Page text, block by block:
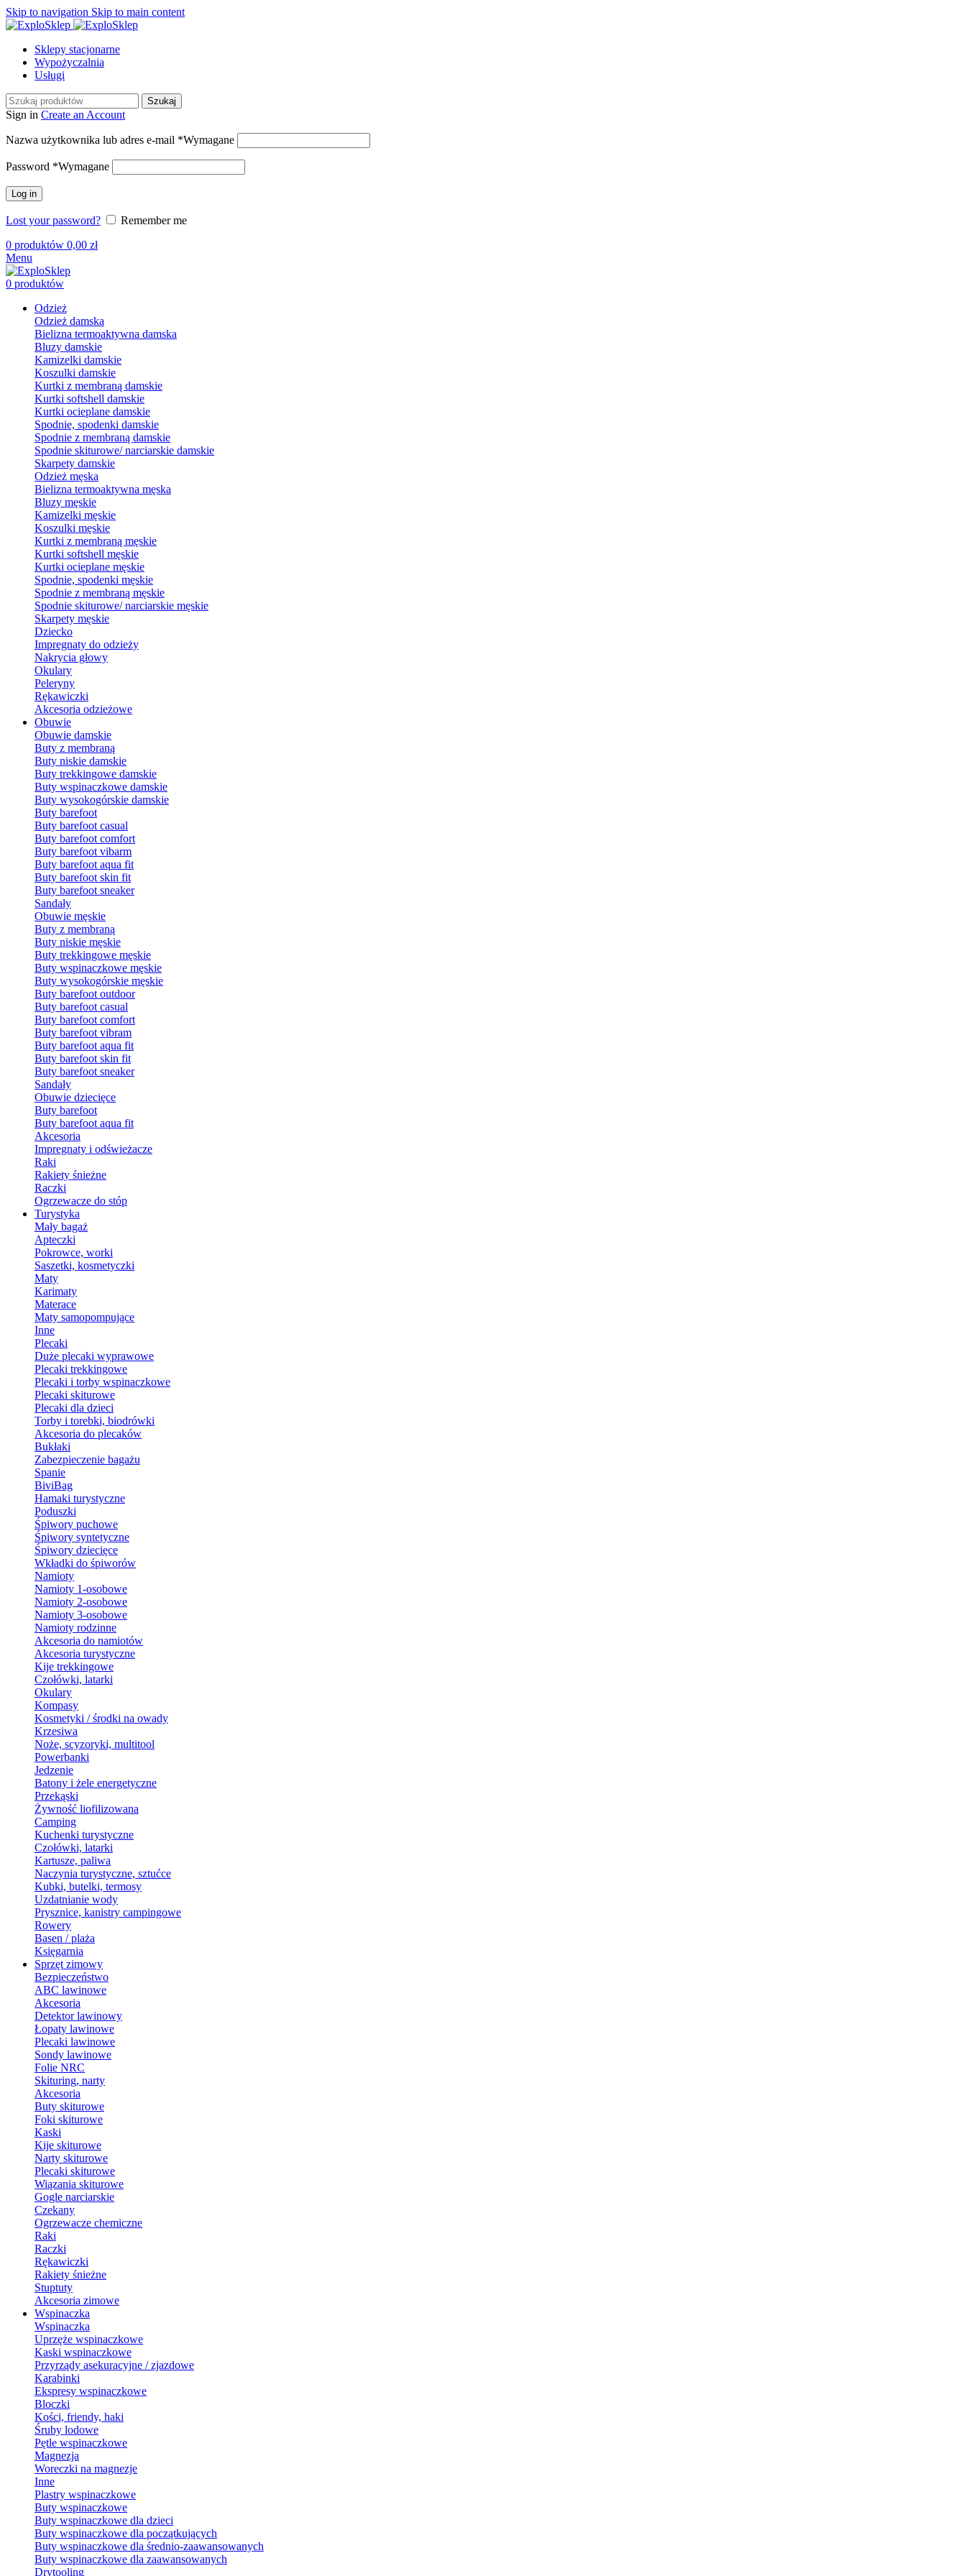
Skip to navigation Skip to main content
Sklepy stacjonarne
Wypożyczalnia
Usługi
Szukaj
Sign in Create an Account
Nazwa użytkownika lub adres e-mail *Wymagane
Password *Wymagane
Log in
Lost your password?
Remember me
0 produktów 0,00 zł
Menu
0 produktów
Odzież
Odzież damska
Bielizna termoaktywna damska
Bluzy damskie
Kamizelki damskie
Koszulki damskie
Kurtki z membraną damskie
Kurtki softshell damskie
Kurtki ocieplane damskie
Spodnie, spodenki damskie
Spodnie z membraną damskie
Spodnie skiturowe/ narciarskie damskie
Skarpety damskie
Odzież męska
Bielizna termoaktywna męska
Bluzy męskie
Kamizelki męskie
Koszulki męskie
Kurtki z membraną męskie
Kurtki softshell męskie
Kurtki ocieplane męskie
Spodnie, spodenki męskie
Spodnie z membraną męskie
Spodnie skiturowe/ narciarskie męskie
Skarpety męskie
Dziecko
Impregnaty do odzieży
Nakrycia głowy
Okulary
Peleryny
Rękawiczki
Akcesoria odzieżowe
Obuwie
Obuwie damskie
Buty z membraną
Buty niskie damskie
Buty trekkingowe damskie
Buty wspinaczkowe damskie
Buty wysokogórskie damskie
Buty barefoot
Buty barefoot casual
Buty barefoot comfort
Buty barefoot vibarm
Buty barefoot aqua fit
Buty barefoot skin fit
Buty barefoot sneaker
Sandały
Obuwie męskie
Buty z membraną
Buty niskie męskie
Buty trekkingowe męskie
Buty wspinaczkowe męskie
Buty wysokogórskie męskie
Buty barefoot outdoor
Buty barefoot casual
Buty barefoot comfort
Buty barefoot vibram
Buty barefoot aqua fit
Buty barefoot skin fit
Buty barefoot sneaker
Sandały
Obuwie dziecięce
Buty barefoot
Buty barefoot aqua fit
Akcesoria
Impregnaty i odświeżacze
Raki
Rakiety śnieżne
Raczki
Ogrzewacze do stóp
Turystyka
Mały bagaż
Apteczki
Pokrowce, worki
Saszetki, kosmetyczki
Maty
Karimaty
Materace
Maty samopompujące
Inne
Plecaki
Duże plecaki wyprawowe
Plecaki trekkingowe
Plecaki i torby wspinaczkowe
Plecaki skiturowe
Plecaki dla dzieci
Torby i torebki, biodrówki
Akcesoria do plecaków
Bukłaki
Zabezpieczenie bagażu
Spanie
BiviBag
Hamaki turystyczne
Poduszki
Śpiwory puchowe
Śpiwory syntetyczne
Śpiwory dziecięce
Wkładki do śpiworów
Namioty
Namioty 1-osobowe
Namioty 2-osobowe
Namioty 3-osobowe
Namioty rodzinne
Akcesoria do namiotów
Akcesoria turystyczne
Kije trekkingowe
Czołówki, latarki
Okulary
Kompasy
Kosmetyki / środki na owady
Krzesiwa
Noże, scyzoryki, multitool
Powerbanki
Jedzenie
Batony i żele energetyczne
Przekąski
Żywność liofilizowana
Camping
Kuchenki turystyczne
Czołówki, latarki
Kartusze, paliwa
Naczynia turystyczne, sztućce
Kubki, butelki, termosy
Uzdatnianie wody
Prysznice, kanistry campingowe
Rowery
Basen / plaża
Księgarnia
Sprzęt zimowy
Bezpieczeństwo
ABC lawinowe
Akcesoria
Detektor lawinowy
Łopaty lawinowe
Plecaki lawinowe
Sondy lawinowe
Folie NRC
Skituring, narty
Akcesoria
Buty skiturowe
Foki skiturowe
Kaski
Kije skiturowe
Narty skiturowe
Plecaki skiturowe
Wiązania skiturowe
Gogle narciarskie
Czekany
Ogrzewacze chemiczne
Raki
Raczki
Rękawiczki
Rakiety śnieżne
Stuptuty
Akcesoria zimowe
Wspinaczka
Wspinaczka
Uprzęże wspinaczkowe
Kaski wspinaczkowe
Przyrządy asekuracyjne / zjazdowe
Karabinki
Ekspresy wspinaczkowe
Bloczki
Kości, friendy, haki
Śruby lodowe
Pętle wspinaczkowe
Magnezja
Woreczki na magnezje
Inne
Plastry wspinaczkowe
Buty wspinaczkowe
Buty wspinaczkowe dla dzieci
Buty wspinaczkowe dla początkujących
Buty wspinaczkowe dla średnio-zaawansowanych
Buty wspinaczkowe dla zaawansowanych
Drytooling